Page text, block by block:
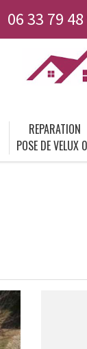
06 33 79
REPARATION
POSE DE VELUX